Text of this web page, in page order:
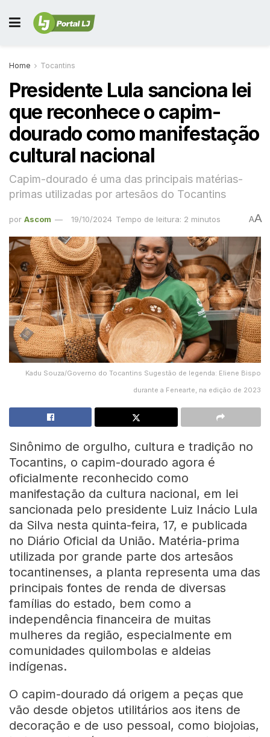
Home Tocantins
Presidente Lula sanciona lei
que reconhece o capim-
dourado como manifestação
cultural nacional
Capim-dourado é uma das principais matérias-
primas utilizadas por artesãos do Tocantins
por Ascom 19/10/2024 Tempo de leitura: 2 minutos AA
Kadu Souza/Governo do Tocantins Sugestão de legenda: Eliene Bispo
durante a Fenearte, na edição de 2023
Sinônimo de orgulho, cultura e tradição no
Tocantins, o capim-dourado agora é
oficialmente reconhecido como
manifestação da cultura nacional, em lei
sancionada pelo presidente Luiz Inácio Lula
da Silva nesta quinta-feira, 17, e publicada
no Diário Oficial da União. Matéria-prima
utilizada por grande parte dos artesãos
tocantinenses, a planta representa uma das
principais fontes de renda de diversas
famílias do estado, bem como a
independência financeira de muitas
mulheres da região, especialmente em
comunidades quilombolas e aldeias
indígenas.
O capim-dourado dá origem a peças que
vão desde objetos utilitários aos itens de
decoração e de uso pessoal, como biojoias,